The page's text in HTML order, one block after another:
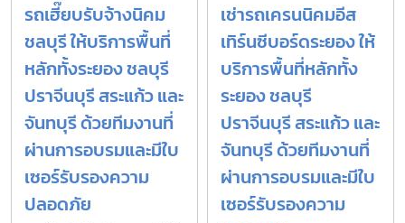
รถเฮี๊ยบรับจ้างนิคม
ชลบุรี ให้บริการพื้นที่
หลักทั้งระยอง ชลบุรี
ปราจีนบุรี สระแก้ว และ
จันทบุรี ด้วยทีมงานที่
ผ่านการอบรมและมีใบ
เซอร์รับรองความ
ปลอดภัย
เช่ารถเครนนิคมอีส
เทิร์นซีบอร์ดระยอง ให้
บริการพื้นที่หลักทั้ง
ระยอง ชลบุรี
ปราจีนบุรี สระแก้ว และ
จันทบุรี ด้วยทีมงานที่
ผ่านการอบรมและมีใบ
เซอร์รับรองความ